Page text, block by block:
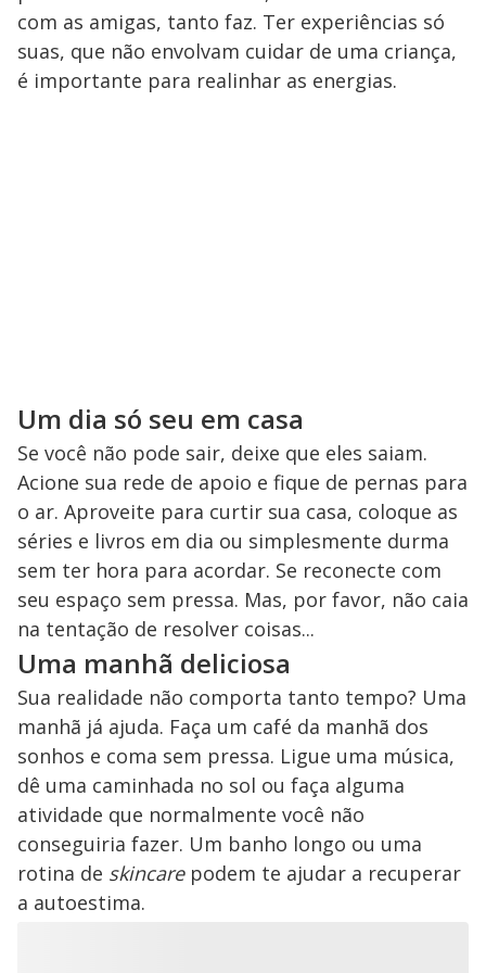
com as amigas, tanto faz. Ter experiências só
suas, que não envolvam cuidar de uma criança,
é importante para realinhar as energias.
Um dia só seu em casa
Se você não pode sair, deixe que eles saiam.
Acione sua rede de apoio e fique de pernas para
o ar. Aproveite para curtir sua casa, coloque as
séries e livros em dia ou simplesmente durma
sem ter hora para acordar. Se reconecte com
seu espaço sem pressa. Mas, por favor, não caia
na tentação de resolver coisas...
Uma manhã deliciosa
Sua realidade não comporta tanto tempo? Uma
manhã já ajuda. Faça um café da manhã dos
sonhos e coma sem pressa. Ligue uma música,
dê uma caminhada no sol ou faça alguma
atividade que normalmente você não
conseguiria fazer. Um banho longo ou uma
rotina de skincarepodem te ajudar a recuperar
a autoestima.